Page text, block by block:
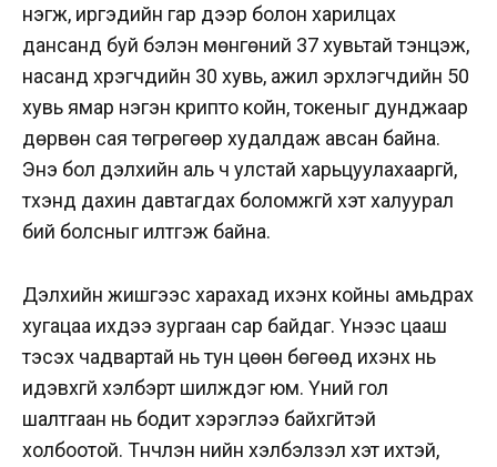
нэгж, иргэдийн гар дээр болон харилцах
дансанд буй бэлэн мөнгөний 37 хувьтай тэнцэж,
насанд хүрэгчдийн 30 хувь, ажил эрхлэгчдийн 50
хувь ямар нэгэн крипто койн, токеныг дунджаар
дөрвөн сая төгрөгөөр худалдаж авсан байна.
Энэ бол дэлхийн аль ч улстай харьцуулахааргүй,
түүхэнд дахин давтагдах боломжгүй хэт халуурал
бий болсныг илтгэж байна.
Дэлхийн жишгээс харахад ихэнх койны амьдрах
хугацаа ихдээ зургаан сар байдаг. Үүнээс цааш
тэсэх чадвартай нь тун цөөн бөгөөд ихэнх нь
идэвхгүй хэлбэрт шилждэг юм. Үүний гол
шалтгаан нь бодит хэрэглээ байхгүйтэй
холбоотой. Түүнчлэн үнийн хэлбэлзэл хэт ихтэй,